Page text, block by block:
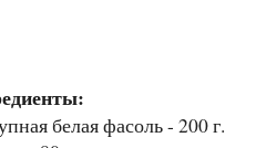
белая фасоль - 200 г.